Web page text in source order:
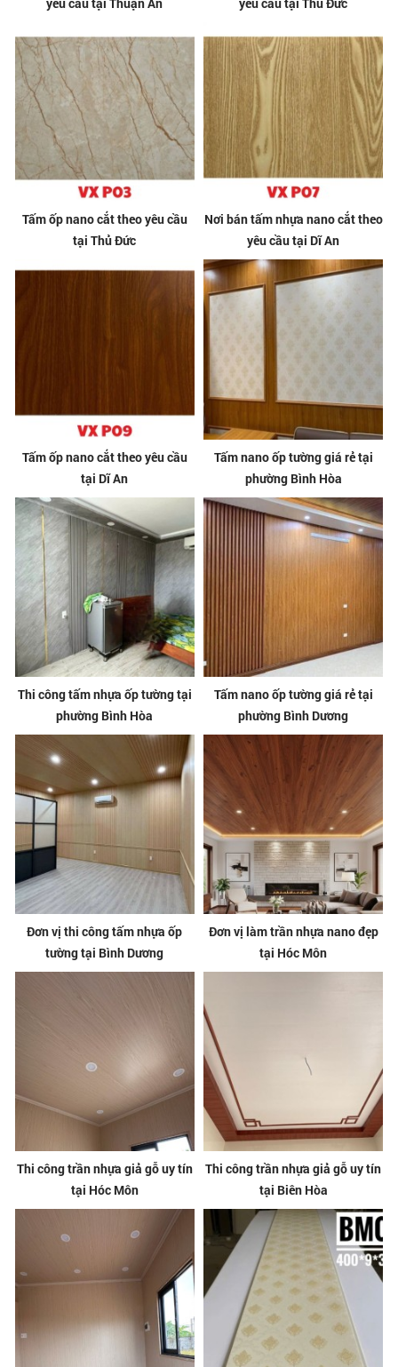
Tấm ốp nano cắt theo yêu cầu
tại Thủ Đức
Nơi bán tấm nhựa nano cắt theo
yêu cầu tại Dĩ An
Tấm ốp nano cắt theo yêu cầu
tại Dĩ An
Tấm nano ốp tường giá rẻ tại
phường Bình Hòa
Thi công tấm nhựa ốp tường tại
phường Bình Hòa
Tấm nano ốp tường giá rẻ tại
phường Bình Dương
Đơn vị thi công tấm nhựa ốp
tường tại Bình Dương
Đơn vị làm trần nhựa nano đẹp
tại Hóc Môn
Thi công trần nhựa giả gỗ uy tín
tại Hóc Môn
Thi công trần nhựa giả gỗ uy tín
tại Biên Hòa